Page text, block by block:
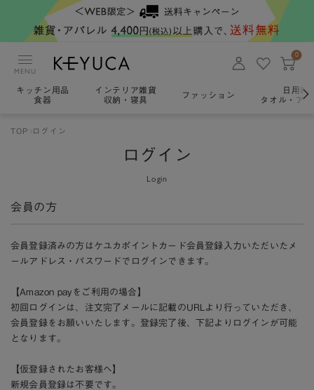
MENU
0
キッチン用品
食器
インテリア雑貨
収納・寝具
ファッション
日用雑
タオル・ア
TOP ログイン
ログイン
Login
会員の方
会員登録済みの方はケユカポイントカード会員登録入力いただいたメ
ールアドレス・パスワードでログインできます。
【Amazon payをご利用の場合】
初回ログインは、注文完了メールに記載のURLより行っていただき、
会員登録をお願いいたします。登録完了後、下記よりログインが可能
となります。
【仮登録されたお客様へ】
新規会員登録は不要です。